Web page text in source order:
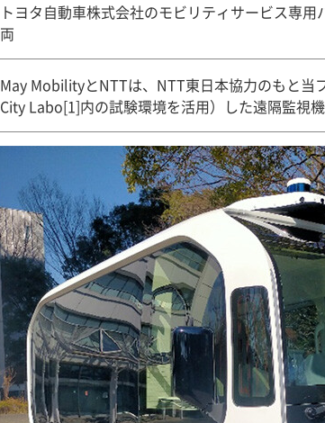
トヨタ自動車株式会社のモビリティサービス専
両
May MobilityとNTTは、NTT東日本協力のもと当
City Labo[1]内の試験環境を活用）した遠隔監視